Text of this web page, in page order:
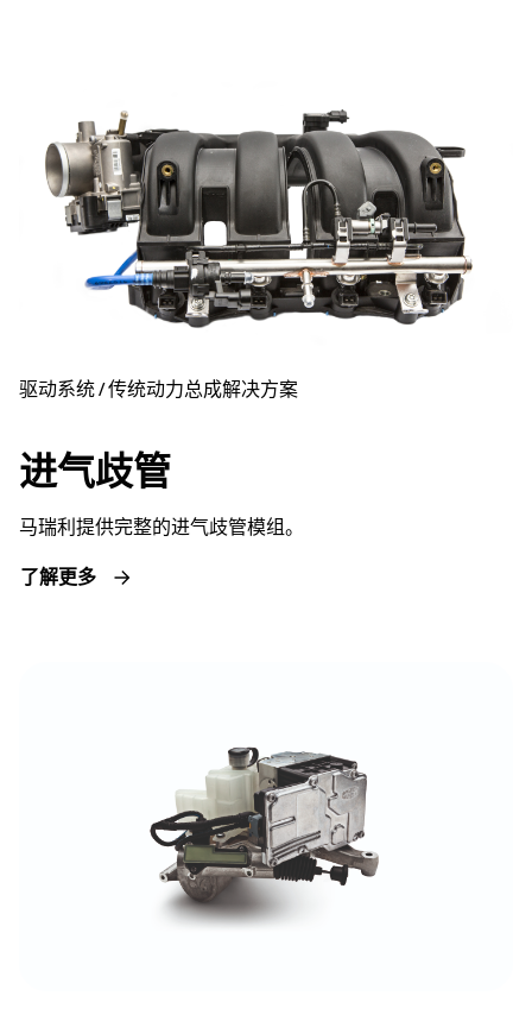
驱动系统 / 传统动力总成解决方案
进气歧管
马瑞利提供完整的进气歧管模组。
了解更多